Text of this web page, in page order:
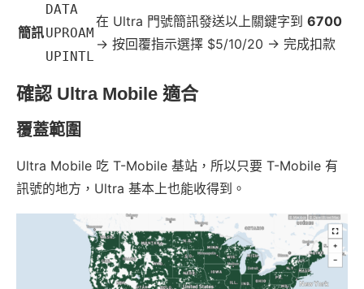
簡訊
DATA
UPROAM
UPINTL
在 Ultra 門號簡訊發送以上關鍵字到 6700
→ 按回覆指示選擇 $5/10/20 → 完成扣款
確認 Ultra Mobile 適合
覆蓋範圍
Ultra Mobile 吃 T-Mobile 基站，所以只要 T-Mobile 有
訊號的地方，Ultra 基本上也能收得到。